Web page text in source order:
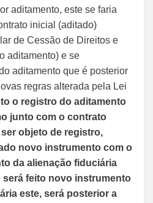
aditamento, este se faria
inicial (aditado)
de Cessão de Direitos e
aditamento) e se
aditamento que é posterior
regras alterada pela Lei
o registro do aditamento
junto com o contrato
objeto de registro,
novo instrumento com o
da alienação fiduciária
será feito novo instrumento
este, será posterior a